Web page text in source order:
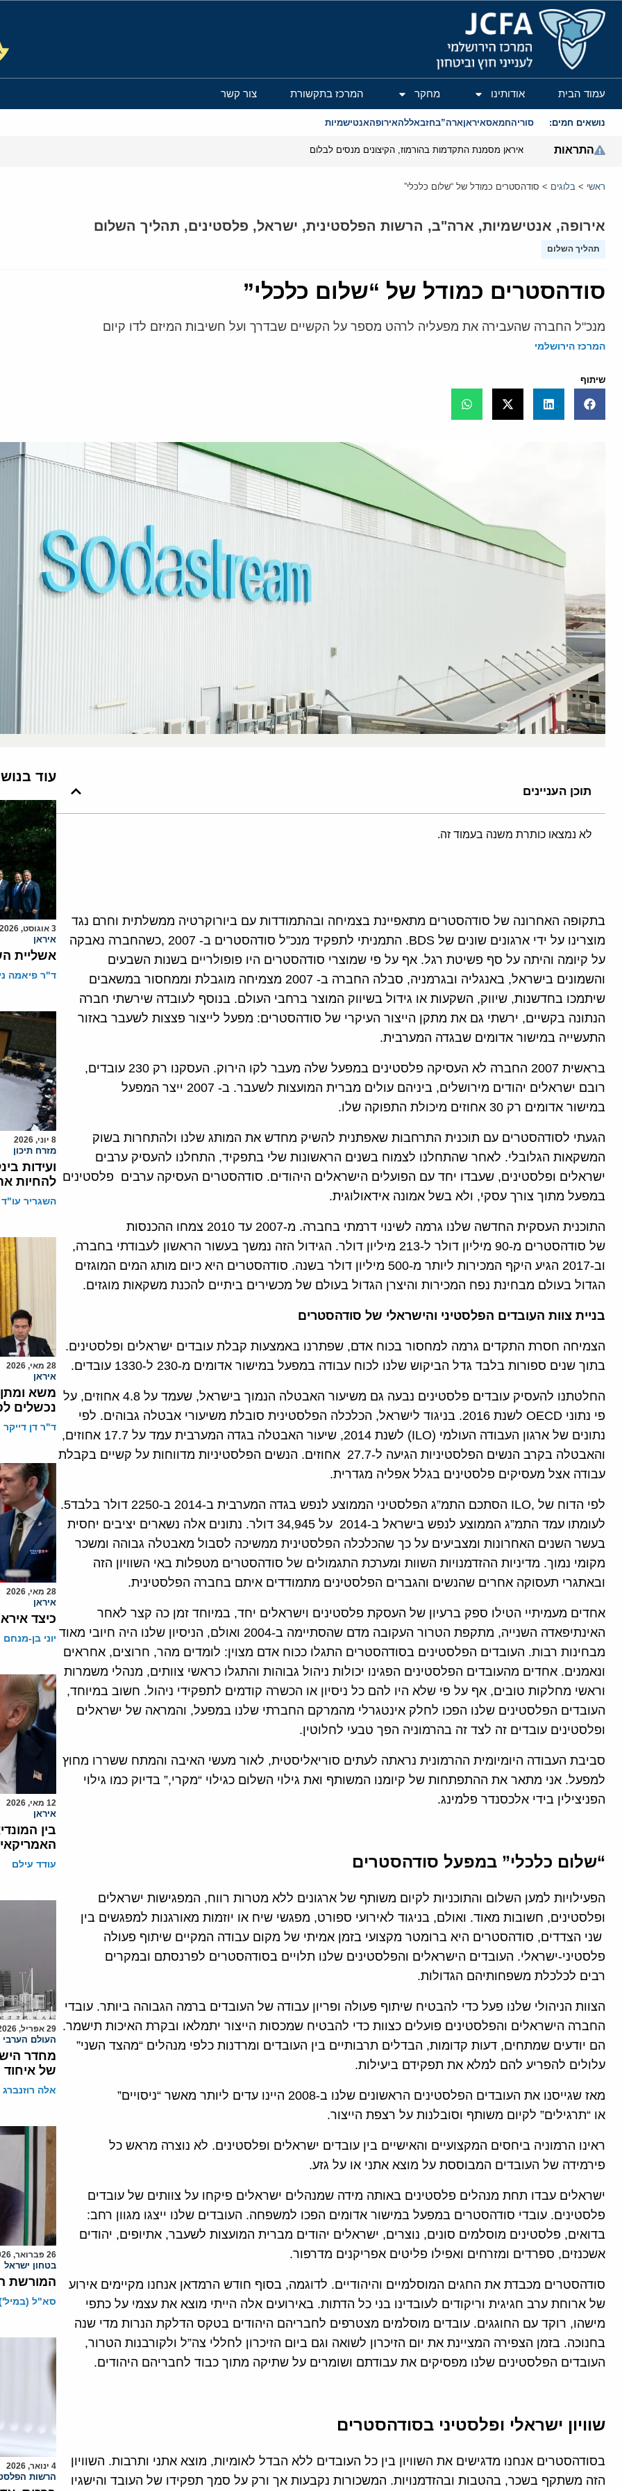
המרכז הירושלמי לענייני חוץ וביטחון
עמוד הבית אודותינו מחקר המרכז בתקשורת צור קשר
נושאים חמים: סוריהחמאסאיראןארה”בחזבאללהאירופהאנטישמיות
התראות איראן מסמנת התקדמות בהורמוז, הקיצונים מנסים לבלום
ראשי > בלוגים > סודהסטרים כמודל של “שלום כלכלי”
אירופה, אנטישמיות, ארה"ב, הרשות הפלסטינית, ישראל, פלסטינים, תהליך השלום
תהליך השלום
סודהסטרים כמודל של “שלום כלכלי”
מנכ"ל החברה שהעבירה את מפעליה לרהט מספר על הקשיים שבדרך ועל חשיבות המיזם לדו קיום
המרכז הירושלמי
שיתוף
תוכן העניינים
לא נמצאו כותרת משנה בעמוד זה.
בתקופה האחרונה של סודהסטרים מתאפיינת בצמיחה ובהתמודדות עם ביורוקרטיה ממשלתית וחרם נגד
מוצרינו על ידי ארגונים שונים של BDS. התמניתי לתפקיד מנכ”ל סודהסטרים ב- 2007 ,כשהחברה נאבקה
על קיומה והיתה על סף פשיטת רגל. אף על פי שמוצרי סודהסטרים היו פופולריים בשנות השבעים
והשמונים בישראל, באנגליה ובגרמניה, סבלה החברה ב- 2007 מצמיחה מוגבלת וממחסור במשאבים
שיתמכו בחדשנות, שיווק, השקעות או גידול בשיווק המוצר ברחבי העולם. בנוסף לעובדה שירשתי חברה
הנתונה בקשיים, ירשתי גם את מתקן הייצור העיקרי של סודהסטרים: מפעל לייצור פצצות לשעבר באזור
התעשייה במישור אדומים שבגדה המערבית.
בראשית 2007 החברה לא העסיקה פלסטינים במפעל שלה מעבר לקו הירוק. העסקנו רק 230 עובדים,
רובם ישראלים יהודים מירושלים, ביניהם עולים מברית המועצות לשעבר. ב- 2007 ייצר המפעל
במישור אדומים רק 30 אחוזים מיכולת התפוקה שלו.
הגעתי לסודהסטרים עם תוכנית התרחבות שאפתנית להשיק מחדש את המותג שלנו ולהתחרות בשוק
המשקאות הגלובלי. לאחר שהתחלנו לצמוח בשנים הראשונות שלי בתפקיד, התחלנו להעסיק ערבים
ישראלים ופלסטינים, שעבדו יחד עם הפועלים הישראלים היהודים. סודהסטרים העסיקה ערבים פלסטינים
במפעל מתוך צורך עסקי, ולא בשל אמונה אידאולוגית.
התוכנית העסקית החדשה שלנו גרמה לשינוי דרמתי בחברה. מ-2007 עד 2010 צמחו ההכנסות
של סודהסטרים מ-90 מיליון דולר ל-213 מיליון דולר. הגידול הזה נמשך בעשור הראשון לעבודתי בחברה,
וב-2017 הגיע היקף המכירות ליותר מ-500 מיליון דולר בשנה. סודהסטרים היא כיום מותג המים המוגזים
הגדול בעולם מבחינת נפח המכירות והיצרן הגדול בעולם של מכשירים ביתיים להכנת משקאות מוגזים.
בניית צוות העובדים הפלסטיני והישראלי של סודהסטרים
הצמיחה חסרת התקדים גרמה למחסור בכוח אדם, שפתרנו באמצעות קבלת עובדים ישראלים ופלסטינים.
בתוך שנים ספורות בלבד גדל הביקוש שלנו לכוח עבודה במפעל במישור אדומים מ-230 ל-1330 עובדים.
החלטתנו להעסיק עובדים פלסטינים נבעה גם משיעור האבטלה הנמוך בישראל, שעמד על 4.8 אחוזים, על
פי נתוני OECD לשנת 2016. בניגוד לישראל, הכלכלה הפלסטינית סובלת משיעורי אבטלה גבוהים. לפי
נתונים של ארגון העבודה העולמי (ILO) לשנת 2014, שיעור האבטלה בגדה המערבית עמד על 17.7 אחוזים,
והאבטלה בקרב הנשים הפלסטיניות הגיעה ל-27.7 אחוזים. הנשים הפלסטיניות מדווחות על קשיים בקבלת
עבודה אצל מעסיקים פלסטינים בגלל אפליה מגדרית.
לפי הדוח של ,ILO הסתכם התמ”ג הפלסטיני הממוצע לנפש בגדה המערבית ב-2014 ב-2250 דולר בלבד5.
לעומתו עמד התמ”ג הממוצע לנפש בישראל ב-2014 על 34,945 דולר. נתונים אלה נשארים יציבים יחסית
בעשר השנים האחרונות ומצביעים על כך שהכלכלה הפלסטינית ממשיכה לסבול מאבטלה גבוהה ומשכר
מקומי נמוך. מדיניות ההזדמנויות השוות ומערכת התגמולים של סודהסטרים מטפלות באי השוויון הזה
ובאתגרי תעסוקה אחרים שהנשים והגברים הפלסטינים מתמודדים איתם בחברה הפלסטינית.
אחדים מעמיתיי הטילו ספק ברעיון של העסקת פלסטינים וישראלים יחד, במיוחד זמן כה קצר לאחר
האינתיפאדה השנייה, מתקפת הטרור העקובה מדם שהסתיימה ב-2004 ואולם, הניסיון שלנו היה חיובי מאוד
מבחינות רבות. העובדים הפלסטינים בסודהסטרים התגלו ככוח אדם מצוין: לומדים מהר, חרוצים, אחראים
ונאמנים. אחדים מהעובדים הפלסטינים הפגינו יכולות ניהול גבוהות והתגלו כראשי צוותים, מנהלי משמרות
וראשי מחלקות טובים, אף על פי שלא היו להם כל ניסיון או הכשרה קודמים לתפקידי ניהול. חשוב במיוחד,
העובדים הפלסטינים שלנו הפכו לחלק אינטגרלי מהמרקם החברתי שלנו במפעל, והמראה של ישראלים
ופלסטינים עובדים זה לצד זה בהרמוניה הפך טבעי לחלוטין.
סביבת העבודה היומיומית ההרמונית נראתה לעתים סוריאליסטית, לאור מעשי האיבה והמתח ששררו מחוץ
למפעל. אני מתאר את ההתפתחות של קיומנו המשותף ואת גילוי השלום כגילוי “מקרי,” בדיוק כמו גילוי
הפניצילין בידי אלכסנדר פלמינג.
“שלום כלכלי” במפעל סודהסטרים
הפעילויות למען השלום והתוכניות לקיום משותף של ארגונים ללא מטרות רווח, המפגישות ישראלים
ופלסטינים, חשובות מאוד. ואולם, בניגוד לאירועי ספורט, מפגשי שיח או יוזמות מאורגנות למפגשים בין
שני הצדדים, סודהסטרים היא ברומטר מקצועי בזמן אמיתי של מקום עבודה המקיים שיתוף פעולה
פלסטיני-ישראלי. העובדים הישראלים והפלסטינים שלנו תלויים בסודהסטרים לפרנסתם ובמקרים
רבים לכלכלת משפחותיהם הגדולות.
הצוות הניהולי שלנו פעל כדי להבטיח שיתוף פעולה ופריון עבודה של העובדים ברמה הגבוהה ביותר. עובדי
החברה הישראלים והפלסטינים פועלים כצוות כדי להבטיח שמכסות הייצור יתמלאו ובקרת האיכות תישמר.
הם יודעים שמתחים, דעות קדומות, הבדלים תרבותיים בין העובדים ומרדנות כלפי מנהלים “מהצד השני”
עלולים להפריע להם למלא את תפקידם ביעילות.
מאז שגייסנו את העובדים הפלסטינים הראשונים שלנו ב-2008 היינו עדים ליותר מאשר “ניסויים”
או “תרגילים” לקיום משותף וסובלנות על רצפת הייצור.
ראינו הרמוניה ביחסים המקצועיים והאישיים בין עובדים ישראלים ופלסטינים. לא נוצרה מראש כל
פירמידה של העובדים המבוססת על מוצא אתני או על גזע.
ישראלים עבדו תחת מנהלים פלסטינים באותה מידה שמנהלים ישראלים פיקחו על צוותים של עובדים
פלסטינים. עובדי סודהסטרים במפעל במישור אדומים הפכו למשפחה. העובדים שלנו ייצגו מגוון רחב:
בדואים, פלסטינים מוסלמים סונים, נוצרים, ישראלים יהודים מברית המועצות לשעבר, אתיופים, יהודים
אשכנזים, ספרדים ומזרחים ואפילו פליטים אפריקנים מדרפור.
סודהסטרים מכבדת את החגים המוסלמיים והיהודיים. לדוגמה, בסוף חודש הרמדאן אנחנו מקיימים אירוע
של ארוחת ערב חגיגית וריקודים לעובדינו בני כל הדתות. באירועים אלה הייתי מוצא את עצמי על כתפי
מישהו, רוקד עם החוגגים. עובדים מוסלמים מצטרפים לחבריהם היהודים בטקס הדלקת הנרות מדי שנה
בחנוכה. בזמן הצפירה המציינת את יום הזיכרון לשואה וגם ביום הזיכרון לחללי צה”ל ולקורבנות הטרור,
העובדים הפלסטינים שלנו מפסיקים את עבודתם ושומרים על שתיקה מתוך כבוד לחבריהם היהודים.
שוויון ישראלי ופלסטיני בסודהסטרים
בסודהסטרים אנחנו מדגישים את השוויון בין כל העובדים ללא הבדל לאומיות, מוצא אתני ותרבות. השוויון
הזה משתקף בשכר, בהטבות ובהזדמנויות. המשכורות נקבעות אך ורק על סמך תפקידו של העובד והישגיו
עוד
3 אוגוסט, 2026
איראן
אשליית
ד"ר פיאמה
8 יוני, 2026
מזרח תיכון
ועידות
להחיות
השגריר עו"ד
28 מאי, 2026
איראן
משא
נכשלים
ד"ר דן דייקר
28 מאי, 2026
איראן
כיצד
יוני בן-מנחם
12 מאי, 2026
איראן
בין
עודד עילם
29 אפריל, 2026
העולם הערבי
מחדר
של איחוד
אלה רוזנברג
26 פברואר, 2026
בטחון ישראל
המורשת
סא"ל
4 ינואר, 2026
הרשות